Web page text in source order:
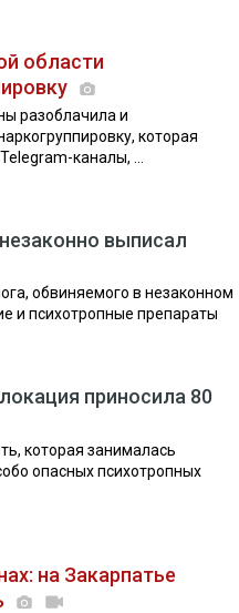
области
разоблачила и
которая
каналы, ...
выписал
обвиняемого в незаконном
и психотропные препараты
приносила 80
которая занималась
опасных психотропных
на Закарпатье